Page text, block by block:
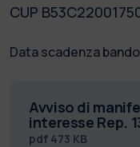
CUP
Data scadenza
Avviso di
interesse Rep.
pdf 473 KB